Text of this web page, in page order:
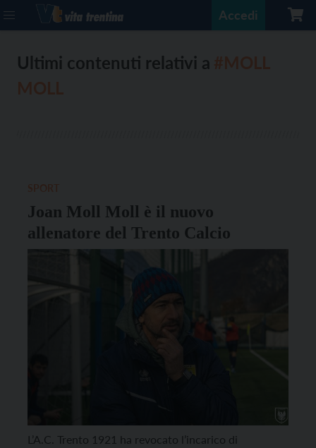
Accedi
Ultimi contenuti relativi a
Joan Moll Moll è il nuovo
allenatore del Trento Calcio
L’A.C. Trento 1921 ha revocato l’incarico di